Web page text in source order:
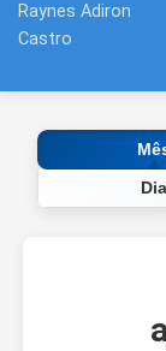
Raynes Adiron
Castro
Dia